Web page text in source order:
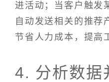
进活动；当客户触发
自动发送相关的推荐
节省人力成本，提高
4. 分析数据